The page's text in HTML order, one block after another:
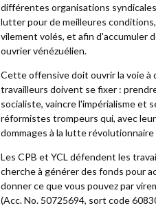
différentes organisations
lutter pour de meilleures
vilement volés, et afin d'accumuler
ouvrier vénézuélien.
Cette offensive doit ouvrir la voie à
travailleurs doivent se fixer :
socialiste, vaincre l'impérialisme et
réformistes trompeurs qui, avec
dommages à la lutte
Les CPB et YCL défendent les
cherche à générer des fonds pour
donner ce que vous pouvez par
(Acc. No. 50725694, sort code